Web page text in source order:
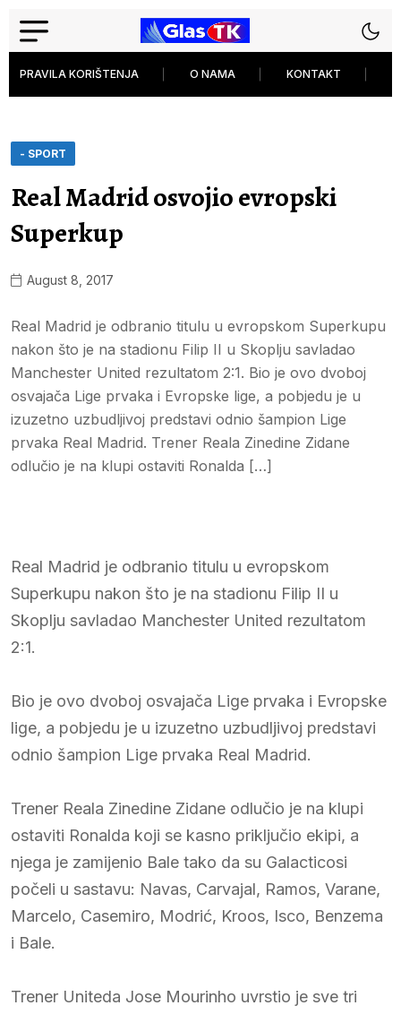
PRAVILA KORIŠTENJA O NAMA KONTAKT
- SPORT
Real Madrid osvojio evropski
Superkup
August 8, 2017
Real Madrid je odbranio titulu u evropskom Superkupu
nakon što je na stadionu Filip II u Skoplju savladao
Manchester United rezultatom 2:1. Bio je ovo dvoboj
osvajača Lige prvaka i Evropske lige, a pobjedu je u
izuzetno uzbudljivoj predstavi odnio šampion Lige
prvaka Real Madrid. Trener Reala Zinedine Zidane
odlučio je na klupi ostaviti Ronalda […]
Real Madrid je odbranio titulu u evropskom
Superkupu nakon što je na stadionu Filip II u
Skoplju savladao Manchester United rezultatom
2:1.
Bio je ovo dvoboj osvajača Lige prvaka i Evropske
lige, a pobjedu je u izuzetno uzbudljivoj predstavi
odnio šampion Lige prvaka Real Madrid.
Trener Reala Zinedine Zidane odlučio je na klupi
ostaviti Ronalda koji se kasno priključio ekipi, a
njega je zamijenio Bale tako da su Galacticosi
počeli u sastavu: Navas, Carvajal, Ramos, Varane,
Marcelo, Casemiro, Modrić, Kroos, Isco, Benzema
i Bale.
Trener Uniteda Jose Mourinho uvrstio je sve tri